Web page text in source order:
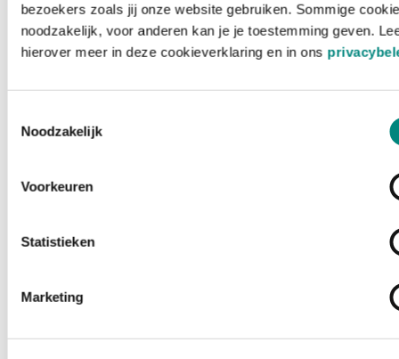
bezoekers zoals jij onze website gebruiken. Sommige
noodzakelijk, voor anderen kan je je toestemming geven.
hierover meer in deze cookieverklaring en in ons
Noodzakelijk
Voorkeuren
Statistieken
Marketing